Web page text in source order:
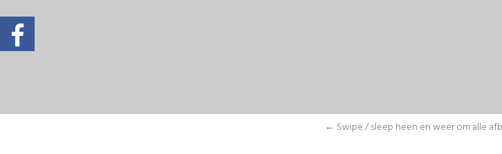
← Swipe / sleep heen en weer om alle